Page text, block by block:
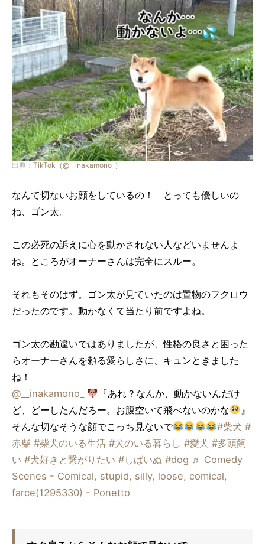
出典： TikTok（@__inakamono_）
なんて切ないお顔をしているの！ とっても優しいの
ね、ゴン太。
この必死の訴えに心を動かされない人などいませんよ
ね。ところがオーナーさんは完全にスルー。
それもそのはず。ゴン太が見ていたのは置物のフクロウ
だったのです。動かなくて当たり前ですよね。
ゴン太の勘違いではありましたが、性格の良さと困った
らオーナーさんを頼る愛らしさに、キュンときました
ね！
@__inakamono_
『あれ？なんか、動かないんだけ
ど、どーしたんだろー。お腹空いて飛べないのかな
』
そんな切なそうな顔でこっち見ないで
#柴犬 #
赤柴 #柴犬のいる生活 #犬のいる暮らし #愛犬 #多頭飼
い #犬好きと繋がりたい #しばいぬ #dog ♬ Comedy
Scenes - Comical, stupid, silly, loose, comical,
farce(1295330) - Ponetto